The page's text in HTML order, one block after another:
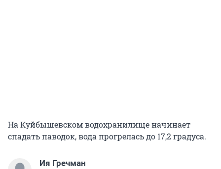
На Куйбышевском водохранилище начинает
спадать паводок, вода прогрелась до 17,2 градуса.
Ия Гречман